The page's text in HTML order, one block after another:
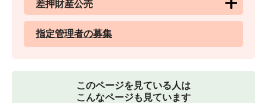
差押財産公売
指定管理者の募集
このページを見ている人は
こんなページも見ています